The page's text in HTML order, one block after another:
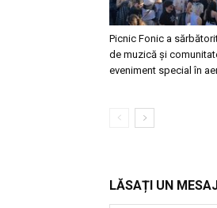
Picnic Fonic a
de muzică și
eveniment special în
LĂSAȚI UN